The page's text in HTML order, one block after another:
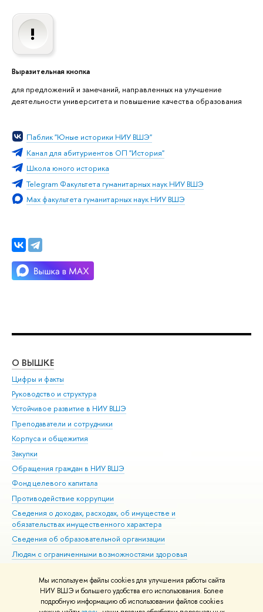
Мы используем файлы cookies для улучшения работы сайта
НИУ ВШЭ и большего удобства его использования. Более
подробную информацию об использовании файлов cookies
Выразительная кнопка
для предложений и замечаний, направленных на улучшение
деятельности университета и повышение качества образования
Паблик "Юные историки НИУ ВШЭ"
Канал для абитуриентов ОП "История"
Школа юного историка
Telegram Факультета гуманитарных наук НИУ ВШЭ
Max факультета гуманитарных наук НИУ ВШЭ
О ВЫШКЕ
Цифры и факты
Руководство и структура
Устойчивое развитие в НИУ ВШЭ
Преподаватели и сотрудники
Корпуса и общежития
Закупки
Обращения граждан в НИУ ВШЭ
Фонд целевого капитала
Противодействие коррупции
Сведения о доходах, расходах, об имуществе и
обязательствах имущественного характера
Сведения об образовательной организации
Людям с ограниченными возможностями здоровья
Работа в Вышке